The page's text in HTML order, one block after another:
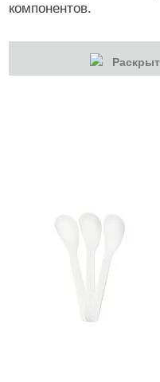
компонентов.
Распродажа
Волосы
Парафинотерапия